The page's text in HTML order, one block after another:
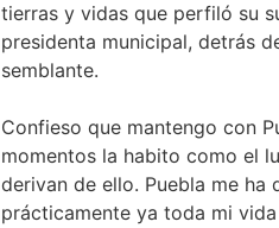
tierras y vidas que perfiló su
presidenta municipal, detrás
semblante.
Confieso que mantengo con
momentos la habito como el
derivan de ello. Puebla me
prácticamente ya toda mi